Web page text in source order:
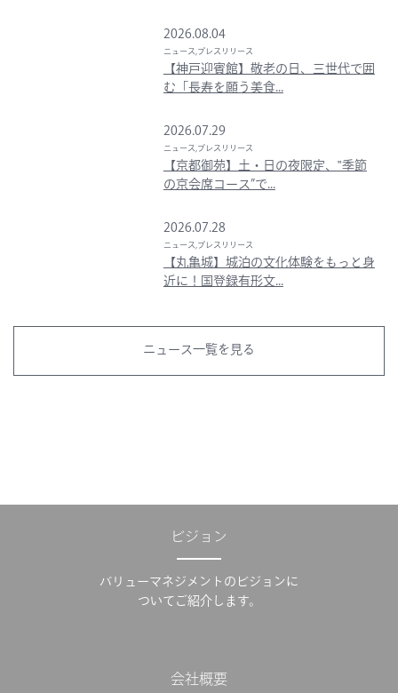
2026.08.04
ニュース,プレスリリース
【神戸迎賓館】敬老の日、三世代で囲
む「長寿を願う美食...
2026.07.29
ニュース,プレスリリース
【京都御苑】土・日の夜限定、‟季節
の京会席コース”で...
2026.07.28
ニュース,プレスリリース
【丸亀城】城泊の文化体験をもっと身
近に！国登録有形文...
ニュース一覧を見る
ビジョン
バリューマネジメントのビジョンに
ついてご紹介します。
会社概要